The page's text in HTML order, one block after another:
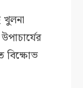
বিক্ষোভ